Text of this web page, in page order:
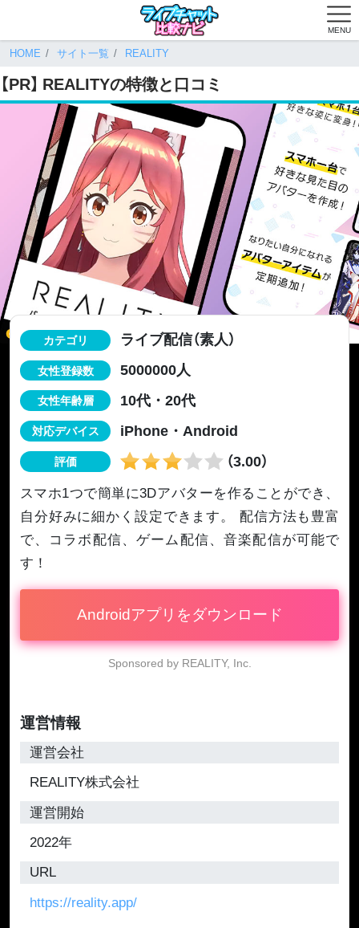
MENU
HOME サイト一覧 REALITY
【PR】 REALITYの特徴と口コミ
カテゴリ ライブ配信（素人）
女性登録数 5000000人
女性年齢層 10代・20代
対応デバイス iPhone・Android
評価 （3.00）
スマホ1つで簡単に3Dアバターを作ることができ、
自分好みに細かく設定できます。 配信方法も豊富
で、コラボ配信、ゲーム配信、音楽配信が可能で
す！
Androidアプリをダウンロード
Sponsored by REALITY, Inc.
運営情報
運営会社
REALITY株式会社
運営開始
2022年
URL
https://reality.app/